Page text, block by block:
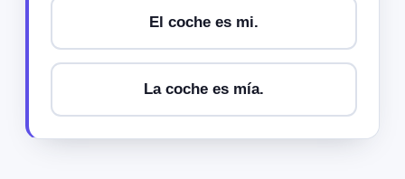
El coche es mi.
La coche es mía.